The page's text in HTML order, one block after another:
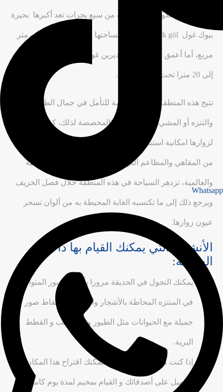
Whatsapp
مكان واحد، تتكون هذه الأخيرة من سبع بحرات تعد أكبرها بحيرة
بيوك غول Büyük göl وتصل مساحتها إلى أزيد من 24 ألف متر
مربع، أما أعمق البحيرات نجد ديرين غول
إلى 20 مترا تحت سطح الأرض.
تتيح هذه المنطقة لزوارها فرصة للتأمل في جمال الطبيعة
والتنزه أو المشي في المسارات المخصصة لذلك، كما تعطي
لزوارها امكانية استنشاق الهواء النقي، تحيط بالبحيرات الكثير
من المقاهي والمطاعم التي تقدم مختلف المأكولات التركية
والعالمية، تزدهر السياحة في هذه المنطقة خلال فصل الخريف
ويرجع ذلك إلى ما تكتسبه الغابة المحيطة به من ألوان تسحر
عيون زوارها.
الأنشطة التي يمكنك القيام بها داخل
الحديقة:
يمكنك التجول في الحديقة مرورا بأحد الجسور المتواجدة
في المنتزه المحاطة بالأشجار والنباتات و التقاط صور
جميلة مع الحيوانات مثل الطيور و السناجب و القطط
البرية.
إذا كنت من عشاق الطبيعة، يمكنك اقتراح هذا المكان
الجميل على أصدقائك و القيام بمخيم لمدة يوم كامل أو